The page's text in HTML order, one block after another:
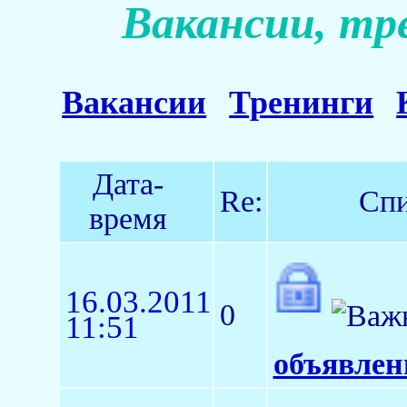
Вакансии,
Вакансии Тренинги
Дата-
время
Re:
16.03.2011
11:51
0